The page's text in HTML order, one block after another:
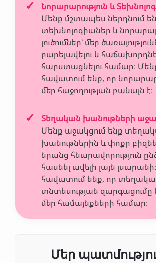
Նորարարություն և
Մենք մշտապես ներդնում
տեխնոլոգիաներ և
լուծումներ՝ մեր
բարելավելու և
հարստացնելու համար։
հավատում ենք, որ
մեր հաջողության բանալն է։
Տեղական խանութների
Մենք աջակցում ենք
խանութներին և փոքր
նրանց հնարավորություն
հասնել ավելի լայն
հավատում ենք, որ
տնտեսության զարգացումը
մեր համայնքների համար։
Մեր